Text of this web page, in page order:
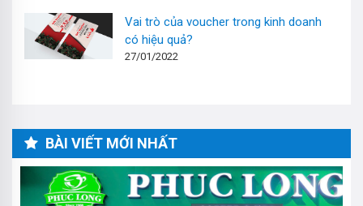
Vai trò của voucher trong kinh doanh
có hiệu quả?
27/01/2022
BÀI VIẾT MỚI NHẤT